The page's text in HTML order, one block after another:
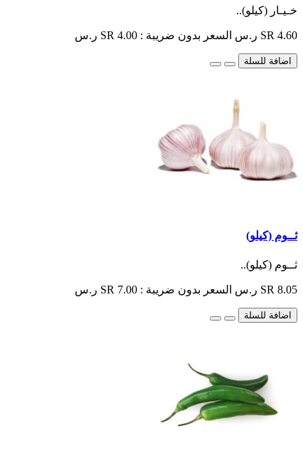
خـيـار (كيلو)..
SR 4.60 ر.س السعر بدون ضريبة : SR 4.00 ر.س
اضافة للسلة
ثــوم (كيلو)
ثــوم (كيلو)..
SR 8.05 ر.س السعر بدون ضريبة : SR 7.00 ر.س
اضافة للسلة